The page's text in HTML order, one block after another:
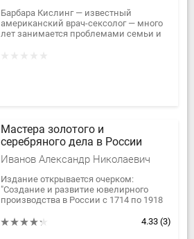
Барбара Кислинг — известный
американский врач-сексолог — много
лет занимается проблемами семьи и
Мастера золотого и
серебряного дела в России
Иванов Александр Николаевич
Издание открывается очерком:
"Создание и развитие ювелирного
производства в России с 1714 по 1918
чем о 5 тысячах клейм мастеров...4.33 (3)